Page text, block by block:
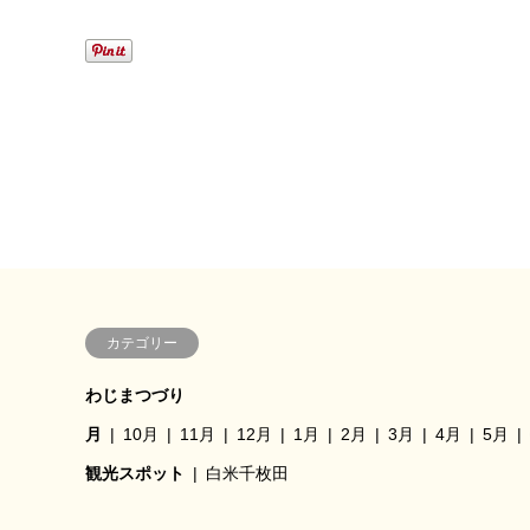
カテゴリー
わじまつづり
月 10月 11月 12月 1月 2月 3月 4月 5月
観光スポット 白米千枚田